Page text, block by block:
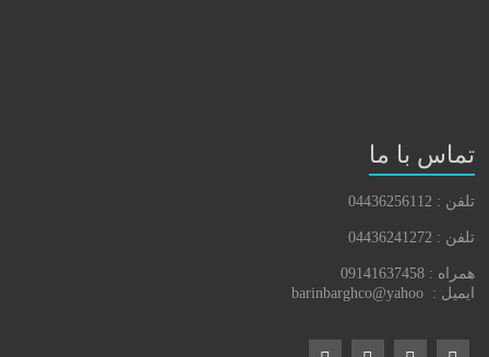
تماس با ما
تلفن : 04436256112
تلفن : 04436241272
همراه : 09141637458
ایمیل : barinbarghco@yahoo